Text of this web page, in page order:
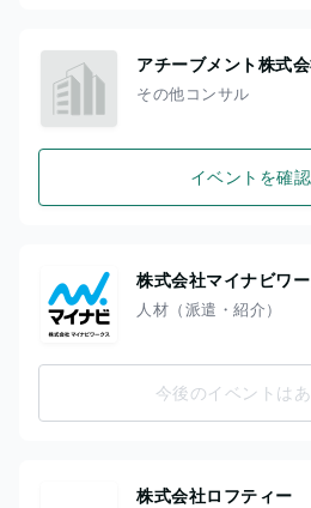
アチーブメント株式
その他コンサル
イベントを確
株式会社マイナビワ
人材（派遣・紹介）
今後のイベントは
株式会社ロフティー